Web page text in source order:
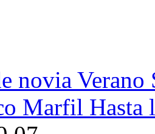
novia Verano
Marfil Hasta